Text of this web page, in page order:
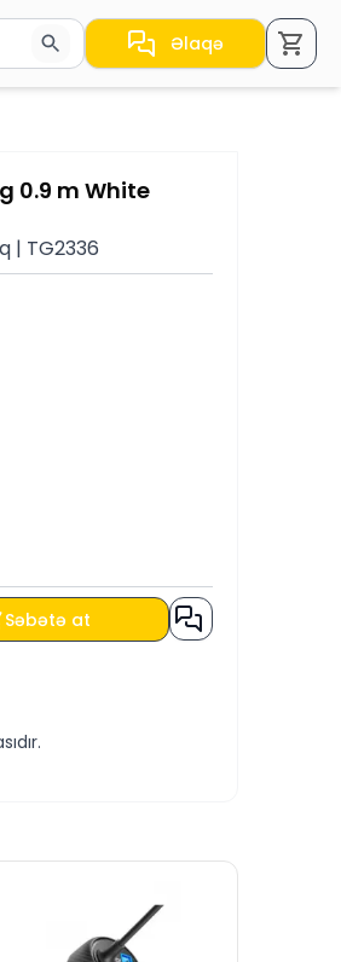
etmək üçün ox
Əlaqə
0.9 m White
| TG2336
Səbətə at
şərtləri ilə əldə
bilərsiniz.